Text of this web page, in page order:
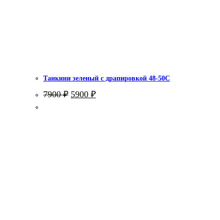
Танкини зеленый с драпировкой 48-50С
7900₽ Первоначальная
5900 ₽Текущая